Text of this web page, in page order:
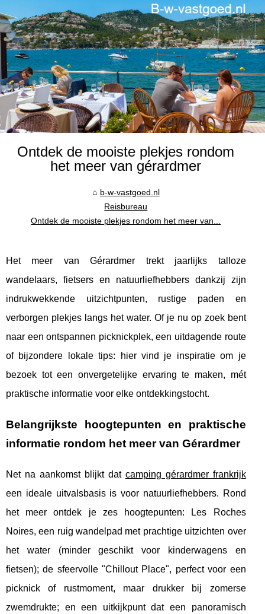
Ontdek de mooiste plekjes rondom
het meer van gérardmer
b-w-vastgoed.nl
Reisbureau
Ontdek de mooiste plekjes rondom het meer van...
Het meer van Gérardmer trekt jaarlijks talloze
wandelaars, fietsers en natuurliefhebbers dankzij zijn
indrukwekkende uitzichtpunten, rustige paden en
verborgen plekjes langs het water. Of je nu op zoek bent
naar een ontspannen picknickplek, een uitdagende route
of bijzondere lokale tips: hier vind je inspiratie om je
bezoek tot een onvergetelijke ervaring te maken, mét
praktische informatie voor elke ontdekkingstocht.
Belangrijkste hoogtepunten en praktische
informatie rondom het meer van Gérardmer
Net na aankomst blijkt dat camping gérardmer frankrijk
een ideale uitvalsbasis is voor natuurliefhebbers. Rond
het meer ontdek je zes hoogtepunten: Les Roches
Noires, een ruig wandelpad met prachtige uitzichten over
het water (minder geschikt voor kinderwagens en
fietsen); de sfeervolle "Chillout Place", perfect voor een
picknick of rustmoment, maar drukker bij zomerse
zwemdrukte; en een uitkijkpunt dat een panoramisch